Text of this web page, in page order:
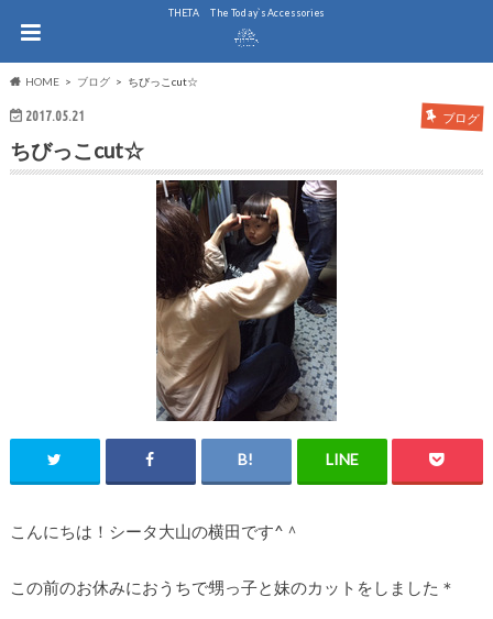
THE.TA The Today`s Accessories
HOME ブログ ちびっこcut☆
2017.05.21 ブログ
ちびっこcut☆
こんにちは！シータ大山の横田です^＾
この前のお休みにおうちで甥っ子と妹のカットをしました＊